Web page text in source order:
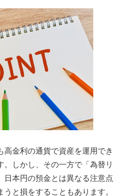
高金利の通貨で資産を運用でき
。しかし、その一方で「為替リ
日本円の預金とは異なる注意点
と損をすることもあります。